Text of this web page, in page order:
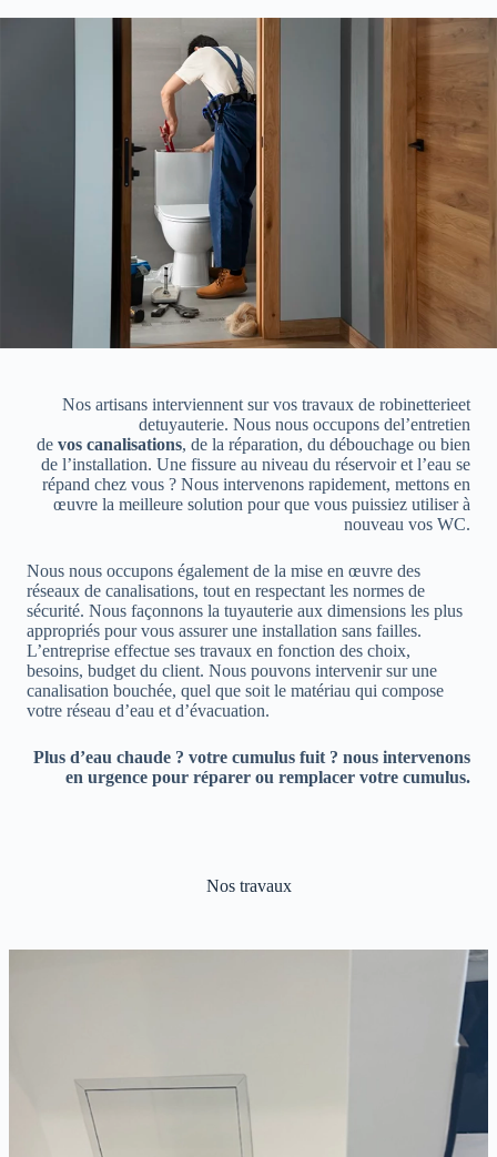
Nos artisans interviennent sur vos travaux de robinetterieet
detuyauterie. Nous nous occupons del’entretien
de vos canalisations, de la réparation, du débouchage ou bien
de l’installation. Une fissure au niveau du réservoir et l’eau se
répand chez vous ? Nous intervenons rapidement, mettons en
œuvre la meilleure solution pour que vous puissiez utiliser à
nouveau vos WC.
Nous nous occupons également de la mise en œuvre des
réseaux de canalisations, tout en respectant les normes de
sécurité. Nous façonnons la tuyauterie aux dimensions les plus
appropriés pour vous assurer une installation sans failles.
L’entreprise effectue ses travaux en fonction des choix,
besoins, budget du client. Nous pouvons intervenir sur une
canalisation bouchée, quel que soit le matériau qui compose
votre réseau d’eau et d’évacuation.
Plus d’eau chaude ? votre cumulus fuit ? nous intervenons
en urgence pour réparer ou remplacer votre cumulus.
Nos travaux